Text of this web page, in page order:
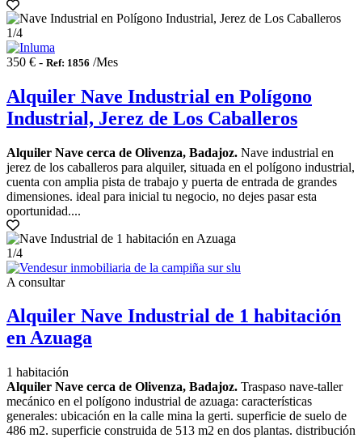
1/4
350 € - Ref: 1856 /Mes
Alquiler Nave Industrial en Polígono
Industrial, Jerez de Los Caballeros
Alquiler Nave cerca de Olivenza, Badajoz. Nave industrial en
jerez de los caballeros para alquiler, situada en el polígono industrial,
cuenta con amplia pista de trabajo y puerta de entrada de grandes
dimensiones. ideal para inicial tu negocio, no dejes pasar esta
oportunidad....
1/4
A consultar
Alquiler Nave Industrial de 1 habitación
en Azuaga
1 habitación
Alquiler Nave cerca de Olivenza, Badajoz. Traspaso nave-taller
mecánico en el polígono industrial de azuaga: características
generales: ubicación en la calle mina la gerti. superficie de suelo de
486 m2. superficie construida de 513 m2 en dos plantas. distribución